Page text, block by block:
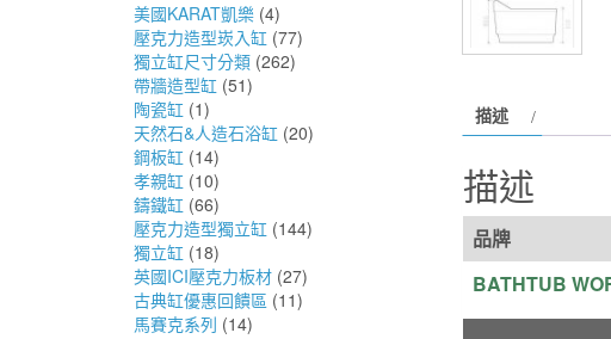
美國KARAT凱樂 (4)
壓克力造型崁入缸 (77)
獨立缸尺寸分類 (262)
帶牆造型缸 (51)
陶瓷缸 (1)
天然石&人造石浴缸 (20)
鋼板缸 (14)
孝親缸 (10)
鑄鐵缸 (66)
壓克力造型獨立缸 (144)
獨立缸 (18)
英國ICI壓克力板材 (27)
古典缸優惠回饋區 (11)
馬賽克系列 (14)
描述
描述
品牌
BATHTUB